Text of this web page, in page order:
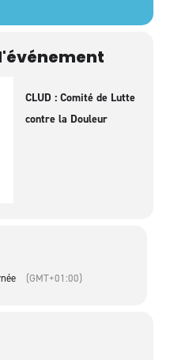
CLUD : Comité de Lutte
contre la Douleur
(GMT+01:00)